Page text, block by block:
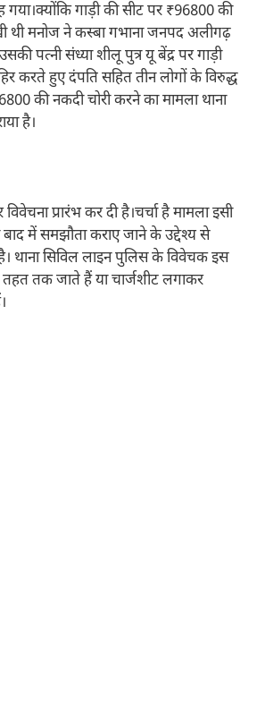
गया।क्योंकि गाड़ी की सीट पर ₹96800 की
थी मनोज ने कस्बा गभाना जनपद अलीगढ़
उसकी पत्नी संध्या शीलू पुत्र यू बेंद्र पर गाड़ी
करते हुए दंपति सहित तीन लोगों के विरुद्ध
की नकदी चोरी करने का मामला थाना
है।
प्रारंभ कर दी है।चर्चा है मामला इसी
में समझौता कराए जाने के उद्देश्य से
थाना सिविल लाइन पुलिस के विवेचक इस
तक जाते हैं या चार्जशीट लगाकर